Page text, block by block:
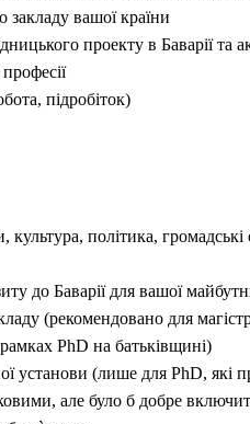
закладу вашої країни
проекту в Баварії та
підробіток)
політика, громадські
до Баварії для вашої
(рекомендовано для
рамках PhD на батьківщині)
установи (лише для PhD, які
але було б добре